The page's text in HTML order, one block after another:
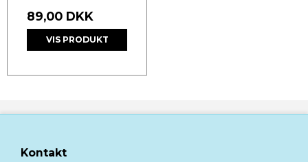
89,00 DKK
VIS PRODUKT
Kontakt